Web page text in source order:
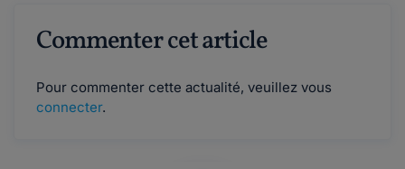
Commenter cet article
Pour commenter cette actualité, veuillez vous
connecter.